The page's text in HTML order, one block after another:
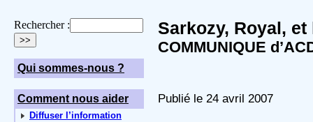
Rechercher :
Qui sommes-nous ?
Comment nous aider
Diffuser l’information
Sarkozy, Royal,
COMMUNIQUE
Publié le 24 avril 2007